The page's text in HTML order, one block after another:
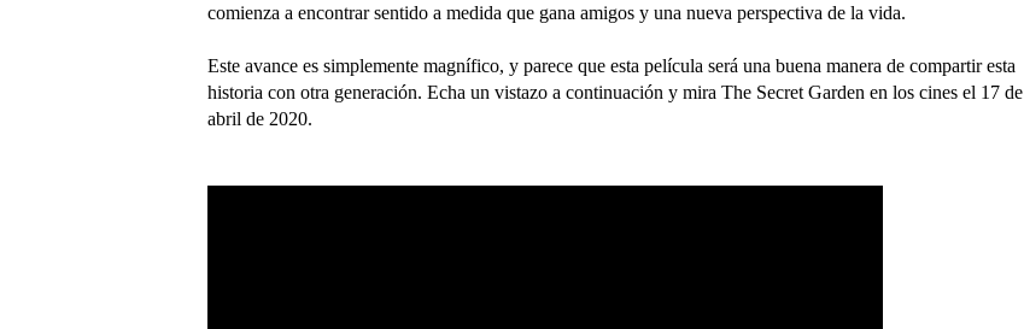
comienza a encontrar sentido a medida que gana amigos y una nueva perspectiva de la vida.
Este avance es simplemente magnífico, y parece que esta película será una buena manera de compartir esta
historia con otra generación. Echa un vistazo a continuación y mira The Secret Garden en los cines el 17 de
abril de 2020.